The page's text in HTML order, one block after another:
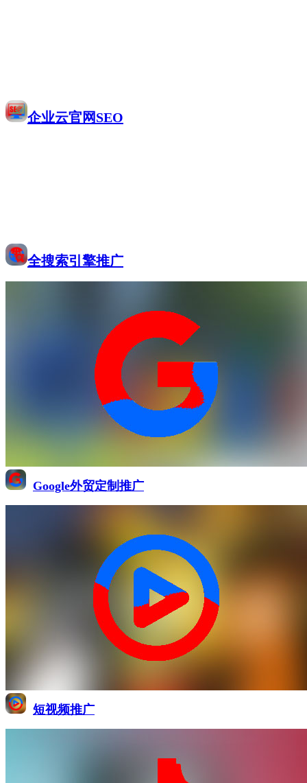
企业云官网SEO
全搜索引擎推广
Google外贸定制推广
短视频推广